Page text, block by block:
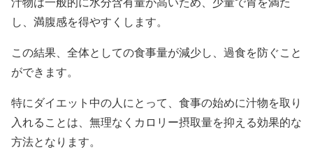
し、満腹感を得やすくします。
この結果、全体としての食事量が減少し、過食を防ぐこと
ができます。
特にダイエット中の人にとって、食事の始めに汁物を取り
入れることは、無理なくカロリー摂取量を抑える効果的な
方法となります。